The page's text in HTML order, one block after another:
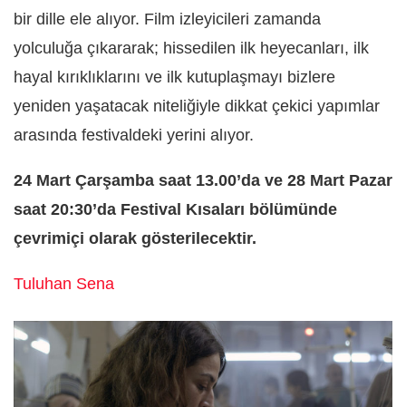
bir dille ele alıyor. Film izleyicileri zamanda
yolculuğa çıkararak; hissedilen ilk heyecanları, ilk
hayal kırıklıklarını ve ilk kutuplaşmayı bizlere
yeniden yaşatacak niteliğiyle dikkat çekici yapımlar
arasında festivaldeki yerini alıyor.
24 Mart Çarşamba saat 13.00’da ve 28 Mart Pazar
saat 20:30’da Festival Kısaları bölümünde
çevrimiçi olarak gösterilecektir.
Tuluhan Sena